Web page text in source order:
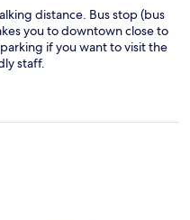
distance. Bus stop (bus
you to downtown close to
if you want to visit the
staff.